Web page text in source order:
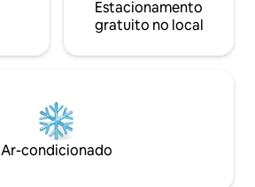
Estacionamento
gratuito no local
Ar-condicionado